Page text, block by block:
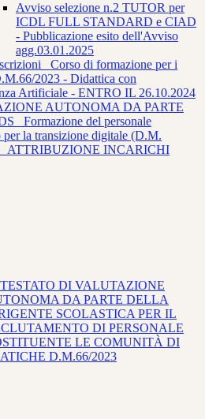
Avviso selezione n.2 TUTOR per
ICDL FULL STANDARD e CIAD
- Pubblicazione esito dell'Avviso
agg.03.01.2025
Corso di formazione per i
2023 - Didattica con
Artificiale - ENTRO IL 26.10.2024
AUTONOMA DA PARTE
Formazione del personale
per la transizione digitale (D.M.
_ATTRIBUZIONE INCARICHI
DI VALUTAZIONE
DA PARTE DELLA
SCOLASTICA PER IL
DI PERSONALE
LE COMUNITÀ DI
D.M.66/2023